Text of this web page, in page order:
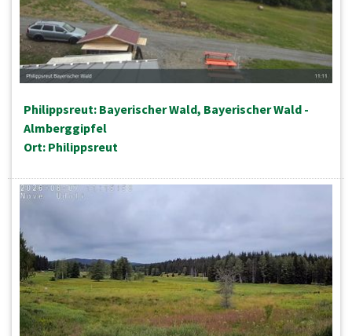
Philippsreut: Bayerischer Wald, Bayerischer Wald -
Almberggipfel
Ort: Philippsreut